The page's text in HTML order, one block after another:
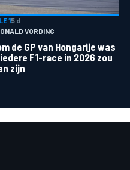
15 d
VORDING
de GP van Hongarije was
F1-race in 2026 zou
zijn